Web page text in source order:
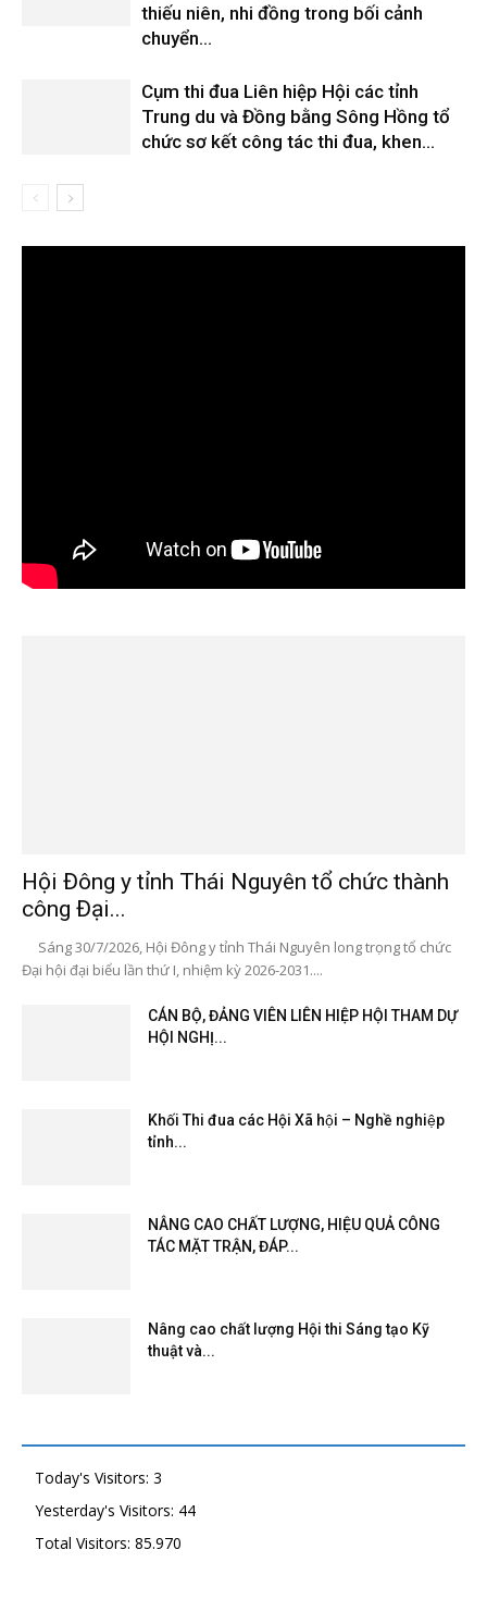
thiếu niên, nhi đồng trong bối cảnh
chuyển...
Cụm thi đua Liên hiệp Hội các tỉnh
Trung du và Đồng bằng Sông Hồng tổ
chức sơ kết công tác thi đua, khen...
Hội Đông y tỉnh Thái Nguyên tổ chức thành
công Đại...
Sáng 30/7/2026, Hội Đông y tỉnh Thái Nguyên long trọng tổ chức
Đại hội đại biểu lần thứ I, nhiệm kỳ 2026-2031....
CÁN BỘ, ĐẢNG VIÊN LIÊN HIỆP HỘI THAM DỰ
HỘI NGHỊ...
Khối Thi đua các Hội Xã hội – Nghề nghiệp
tỉnh...
NÂNG CAO CHẤT LƯỢNG, HIỆU QUẢ CÔNG
TÁC MẶT TRẬN, ĐÁP...
Nâng cao chất lượng Hội thi Sáng tạo Kỹ
thuật và...
Today's Visitors: 3
Yesterday's Visitors: 44
Total Visitors: 85.970